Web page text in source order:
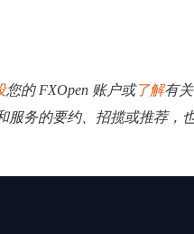
您的 FXOpen 账户或了解有
务的要约、招揽或推荐，